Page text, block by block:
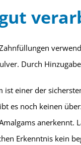
Durch
einer der
es noch keinen
Erkenntnis kein